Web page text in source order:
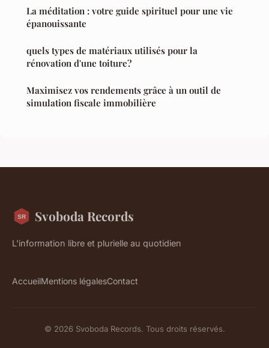
La méditation : votre guide spirituel pour une vie
épanouissante
quels types de matériaux utilisés pour la
rénovation d'une toiture?
Maximisez vos rendements grâce à un outil de
simulation fiscale immobilière
Svoboda Records
L'information libre et plurielle au quotidien
AccueilMentions légalesContact
© 2026 Svoboda Records. Tous droits réservés.